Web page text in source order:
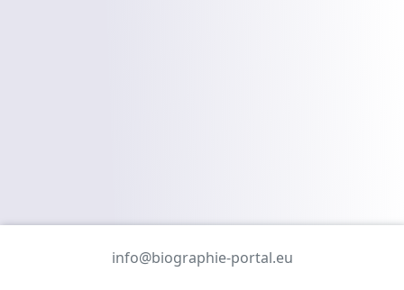
info@biographie-portal.eu